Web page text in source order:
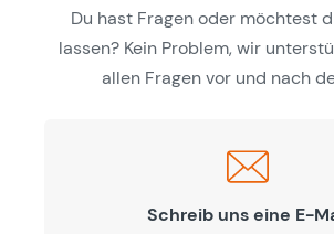
Du hast Fragen oder möchtest
lassen? Kein Problem, wir
allen Fragen vor und nach
Schreib uns eine E-